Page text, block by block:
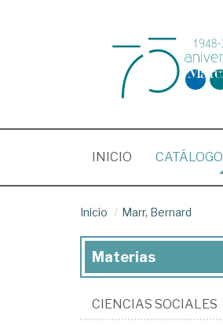
INICIO (CURRENT)
CATÁLOGO
Inicio Marr, Bernard
Materias
CIENCIAS SOCIALES